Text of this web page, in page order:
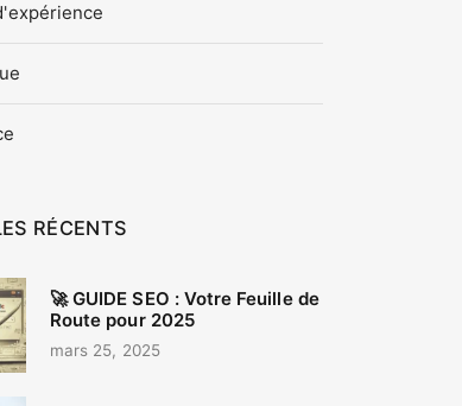
RÉCENTS
🚀 GUIDE SEO : Votre Feuille de
Route pour 2025
mars 25, 2025